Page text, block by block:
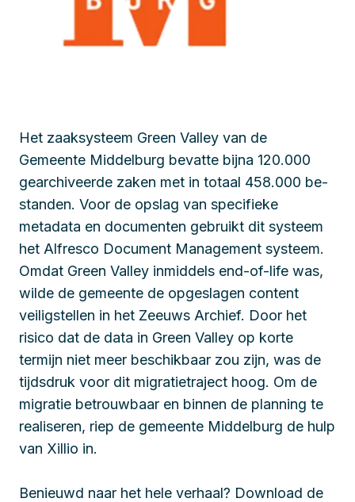
Het zaaksysteem Green Valley van de
Gemeente Middelburg bevatte bijna 120.000
gearchiveerde zaken met in totaal 458.000 be-
standen. Voor de opslag van specifieke
metadata en documenten gebruikt dit systeem
het Alfresco Document Management systeem.
Omdat Green Valley inmiddels end-of-life was,
wilde de gemeente de opgeslagen content
veiligstellen in het Zeeuws Archief. Door het
risico dat de data in Green Valley op korte
termijn niet meer beschikbaar zou zijn, was de
tijdsdruk voor dit migratietraject hoog. Om de
migratie betrouwbaar en binnen de planning te
realiseren, riep de gemeente Middelburg de hulp
van Xillio in.
Benieuwd naar het hele verhaal? Download de